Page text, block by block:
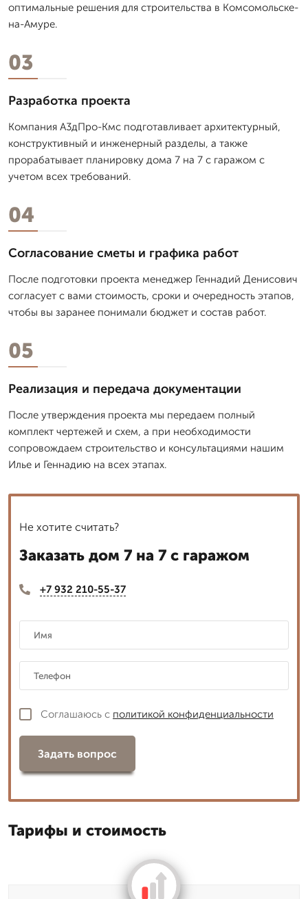
оптимальные решения для строительства в Комсомольске-
на-Амуре.
03
Разработка проекта
Компания А3дПро-Кмс подготавливает архитектурный,
конструктивный и инженерный разделы, а также
прорабатывает планировку дома 7 на 7 с гаражом с
учетом всех требований.
04
Согласование сметы и графика работ
После подготовки проекта менеджер Геннадий Денисович
согласует с вами стоимость, сроки и очередность этапов,
чтобы вы заранее понимали бюджет и состав работ.
05
Реализация и передача документации
После утверждения проекта мы передаем полный
комплект чертежей и схем, а при необходимости
сопровождаем строительство и консультациями нашим
Илье и Геннадию на всех этапах.
Не хотите считать?
Заказать дом 7 на 7 с гаражом
+7 932 210-55-37
Соглашаюсь с политикой конфиденциальности
Задать вопрос
Тарифы и стоимость